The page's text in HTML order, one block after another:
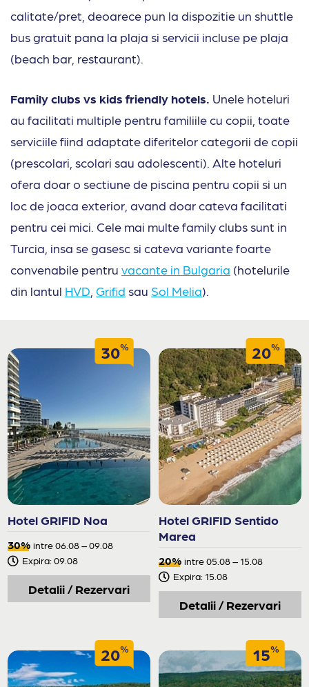
calitate/pret, deoarece pun la dispozitie un shuttle
bus gratuit pana la plaja si servicii incluse pe plaja
(beach bar, restaurant).
Family clubs vs kids friendly hotels. Unele hoteluri
au facilitati multiple pentru familiile cu copii, toate
serviciile fiind adaptate diferitelor categorii de copii
(prescolari, scolari sau adolescenti). Alte hoteluri
ofera doar o sectiune de piscina pentru copii si un
loc de joaca exterior, avand doar cateva facilitati
pentru cei mici. Cele mai multe family clubs sunt in
Turcia, insa se gasesc si cateva variante foarte
convenabile pentru vacante in Bulgaria (hotelurile
din lantul HVD Grifid sau Sol Melia).
Hotel GRIFID Noa
30%
30% intre 06.08 – 09.08
Expira: 09.08
Detalii / Rezervari
Hotel GRIFID Sentido
Marea
20%
20% intre 05.08 – 15.08
Expira: 15.08
Detalii / Rezervari
20% 15%